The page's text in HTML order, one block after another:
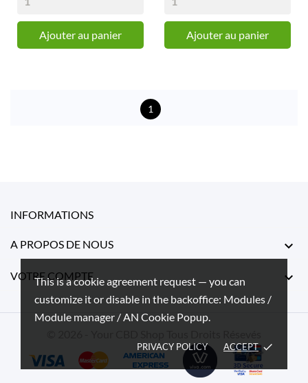
This is a cookie agreement request — you can
customize it or disable in the backoffice: Modules /
Module manager / AN Cookie Popup.
PRIVACY POLICY ACCEPT done
Ajouter au panier Ajouter au panier
1
INFORMATIONS
A PROPOS DE NOUS 
VOTRE COMPTE 